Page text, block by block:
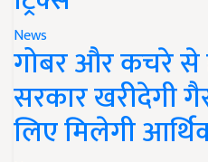
News
गोबर और कचरे से
सरकार खरीदेगी
लिए मिलेगी